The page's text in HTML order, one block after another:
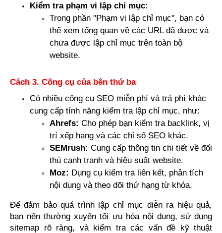
Kiểm tra phạm vi lập chỉ mục:
Trong phần "Phạm vi lập chỉ mục", bạn có
thể xem tổng quan về các URL đã được và
chưa được lập chỉ mục trên toàn bộ
website.
Cách 3. Công cụ của bên thứ ba
Có nhiều công cụ SEO miễn phí và trả phí khác
cung cấp tính năng kiểm tra lập chỉ mục, như:
Ahrefs: Cho phép bạn kiểm tra backlink, vị
trí xếp hạng và các chỉ số SEO khác.
SEMrush: Cung cấp thông tin chi tiết về đối
thủ cạnh tranh và hiệu suất website.
Moz: Dụng cụ kiểm tra liên kết, phân tích
nội dung và theo dõi thứ hạng từ khóa.
Để đảm bảo quá trình lập chỉ mục diễn ra hiệu quả,
bạn nên thường xuyên tối ưu hóa nội dung, sử dụng
sitemap rõ ràng, và kiểm tra các vấn đề kỹ thuật